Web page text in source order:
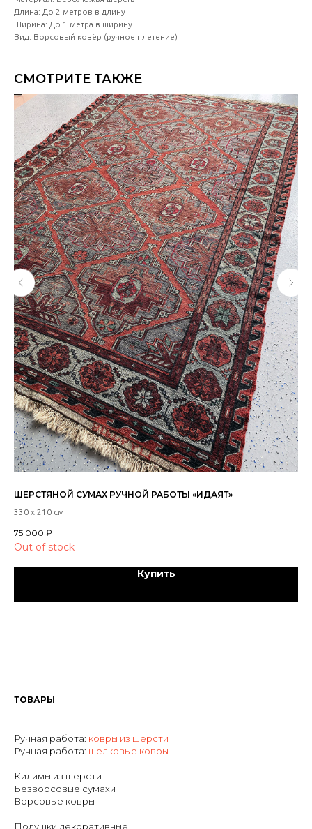
Длина: До 2 метров в длину
Ширина: До 1 метра в ширину
Вид: Ворсовый ковёр (ручное плетение)
СМОТРИТЕ ТАКЖЕ
ШЕРСТЯНОЙ СУМАХ РУЧНОЙ РАБОТЫ «ИДАЯТ»
330 х 210 см
75 000 ₽
Out of stock
Купить
ТОВАРЫ
Ручная работа: ковры из шерсти
Ручная работа: шелковые ковры
Килимы из шерсти
Безворсовые сумахи
Ворсовые ковры
Подушки декоративные